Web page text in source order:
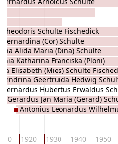
1920 1930 1940 1950
Arnoldus Schulte
Schulte Fischedick
Bernardina (Cor) Schulte
Alida Maria (Dina) Schulte
Katharina Franciska (Ploni)
Fischedick
Elisabeth (Mies) Schulte
Hendrina Geertruida Hedwig
Bernardus Hubertus Erwaldus
Gerardus Jan Maria (Gerard)
FischedickAntonius Leonardus